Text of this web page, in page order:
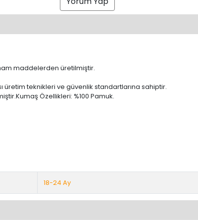
maddelerden üretilmiştir.
teknikleri ve güvenlik standartlarına sahiptir.
Kumaş Özellikleri: %100 Pamuk.
18-24 Ay